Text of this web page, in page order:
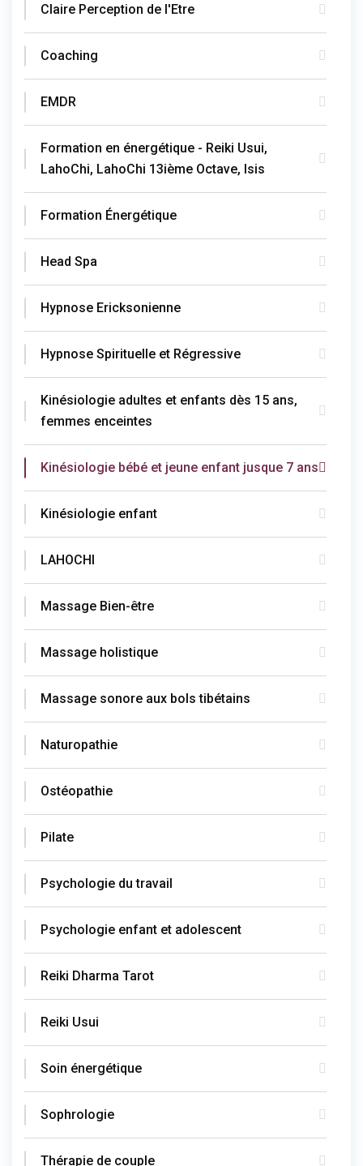
Claire Perception de l'Etre
Coaching
EMDR
Formation en énergétique - Reiki Usui,
LahoChi, LahoChi 13ième Octave, Isis
Formation Énergétique
Head Spa
Hypnose Ericksonienne
Hypnose Spirituelle et Régressive
Kinésiologie adultes et enfants dès 15 ans,
femmes enceintes
Kinésiologie bébé et jeune enfant jusque 7 ans
Kinésiologie enfant
LAHOCHI
Massage Bien-être
Massage holistique
Massage sonore aux bols tibétains
Naturopathie
Ostéopathie
Pilate
Psychologie du travail
Psychologie enfant et adolescent
Reiki Dharma Tarot
Reiki Usui
Soin énergétique
Sophrologie
Thérapie de couple